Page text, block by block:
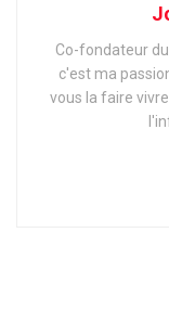
Co-fondateur
c'est ma
vous la faire